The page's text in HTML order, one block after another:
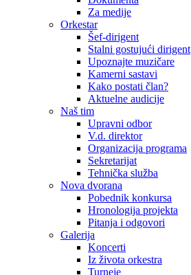
Za medije
Orkestar
Šef-dirigent
Stalni gostujući dirigent
Upoznajte muzičare
Kamerni sastavi
Kako postati član?
Aktuelne audicije
Naš tim
Upravni odbor
V.d. direktor
Organizacija programa
Sekretarijat
Tehnička služba
Nova dvorana
Pobednik konkursa
Hronologija projekta
Pitanja i odgovori
Galerija
Koncerti
Iz života orkestra
Turneje